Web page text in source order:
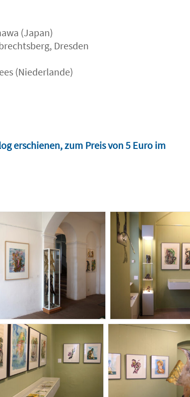
(Japan)
Dresden
(Niederlande)
erschienen, zum Preis von 5 Euro im